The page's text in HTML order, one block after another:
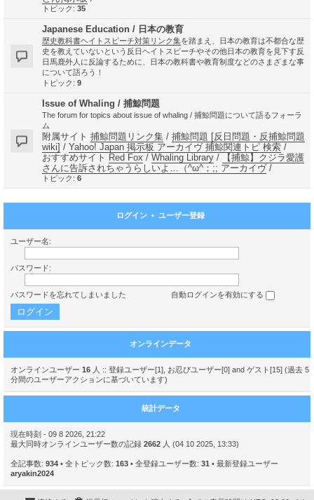
トピック: 35
Japanese Education / 日本の教育
歴史教科書ヘイトスピーチ対策リンク集を踏まえ、日本の教育は不都合な歴
史を教えていないという反日ヘイトスピーチやその他日本の教育を見下す反
日馬鹿外人に反論するために、日本の教科書や教育制度などのさまざまな事
について語ろう！
トピック: 9
Issue of Whaling / 捕鯨問題
The forum for topics about issue of whaling / 捕鯨問題について語るフォーラ
ム
附属サイト 捕鯨問題リンク集 / 捕鯨問題 [反日問題・反捕鯨問題
wiki] / Yahoo! Japan 掲示板 アーカイヴ 捕鯨関連トピ 検索 /
おすすめサイト Red Fox / Whaling Library /
【捕鯨】クジラ愛護
さんに告訴されちゃうらしいよ…（^ω^；;; アーカイヴ/
トピック: 6
ログイン • ユーザー登録
ユーザー名:
パスワード:
パスワードを忘れてしまいました 自動ログインを有効にする
オンラインデータ
オンラインユーザー 16 人 :: 登録ユーザー[1], お忍びユーザー[0] and ゲスト[15] (過去 5
分間のユーザーアクションに基づいています)
統計データ
現在時刻 - 09 8 2026, 21:22
最大同時オンラインユーザー数の記録 2662 人 (04 10 2025, 13:33)
全記事数: 934 • 全トピック数: 163 • 全登録ユーザー数: 31 • 最新登録ユーザー
aryakin2024